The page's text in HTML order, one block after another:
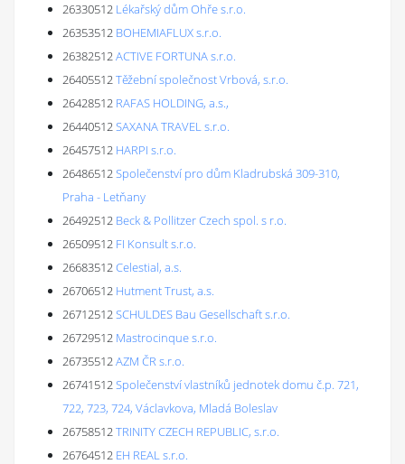
26330512 Lékařský dům Ohře s.r.o.
26353512 BOHEMIAFLUX s.r.o.
26382512ACTIVE FORTUNA s.r.o.
26405512Těžební společnost Vrbová, s.r.o.
26428512 RAFAS HOLDING, a.s.,
26440512SAXANA TRAVEL s.r.o.
26457512 HARPI s.r.o.
26486512Společenství pro dům Kladrubská 309-310,
Praha - Letňany
26492512 Beck & Pollitzer Czech spol. s r.o.
26509512 FI Konsult s.r.o.
26683512Celestial, a.s.
26706512 Hutment Trust, a.s.
26712512SCHULDES Bau Gesellschaft s.r.o.
26729512 Mastrocinque s.r.o.
26735512AZM ČR s.r.o.
26741512Společenství vlastníků jednotek domu č.p. 721,
722, 723, 724, Václavkova, Mladá Boleslav
26758512TRINITY CZECH REPUBLIC, s.r.o.
26764512 EH REAL s.r.o.